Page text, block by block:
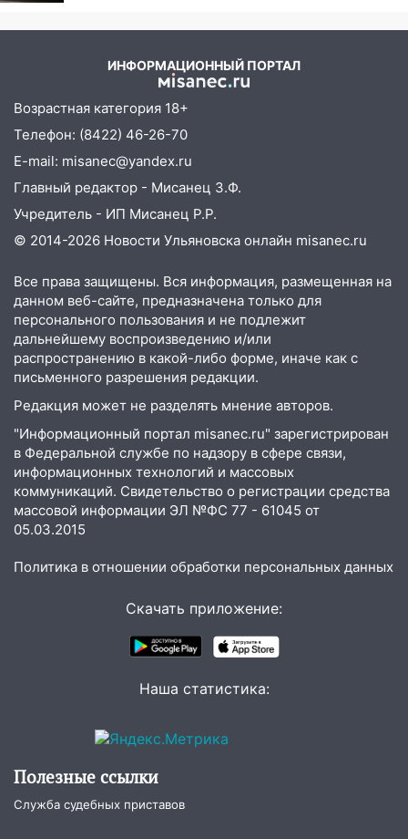
Вспыхнул изнутри: в
11:33 В Засвияжье под колёса авто
11:17 В Радищевском районе сгорели
хозяйственные постройки
11:00 В Канадее горел жилой дом
Губернатор Ульяновской области:
уничтожено четыре беспилотника в
регионе
10:00 В Ульяновске дотла сгорел
легковой автомобиль
09:39
В Ульяновске будут судить десять
наркодилеров, снабжавших две области
09:25 Вынесли приговор дебоширам,
избившим мужчину в трамвае
08:27
Ульяновская полиция получила
один из шести уникальных автомобилей
Жара отступит: какой будет
погода в Ульяновске днем 5 августа
Двое мигрантов изнасиловали 13-
летнюю девочку в центре Ульяновска
Мертвеца выкопали, посадили в
Астрологи назвали самый
знак 5 августа
04.08.2026
ИНФОРМАЦИОННЫЙ ПОРТАЛ
Возрастная категория 18+
Телефон: (8422) 46-26-70
E-mail: misanec@yandex.ru
Главный редактор - Мисанец З.Ф.
Учредитель - ИП Мисанец Р.Р.
© 2014-2026 Новости Ульяновска онлайн misanec.ru
Все права защищены. Вся информация, размещенная на
данном веб-сайте, предназначена только для
персонального пользования и не подлежит
дальнейшему воспроизведению и/или
распространению в какой-либо форме, иначе как с
письменного разрешения редакции.
Редакция может не разделять мнение авторов.
"Информационный портал misanec.ru" зарегистрирован
в Федеральной службе по надзору в сфере связи,
информационных технологий и массовых
коммуникаций. Свидетельство о регистрации средства
массовой информации ЭЛ №ФС 77 - 61045 от
05.03.2015
Политика в отношении обработки персональных данных
Скачать приложение:
Наша статистика:
Полезные ссылки
Служба судебных приставов